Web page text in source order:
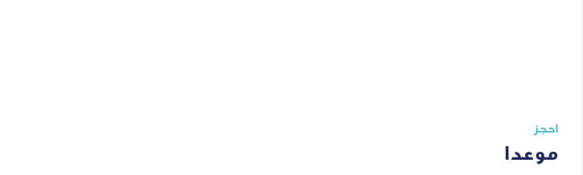
احجز
موعدا